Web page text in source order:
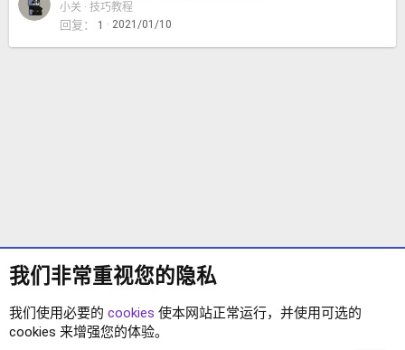
小关 技巧教程
回复 1 2021/01/10
站长互助
我们非常重视您的隐私
我们使用必要的 cookies 使本网站正常运行，并使用可选的
cookies 来增强您的体验。